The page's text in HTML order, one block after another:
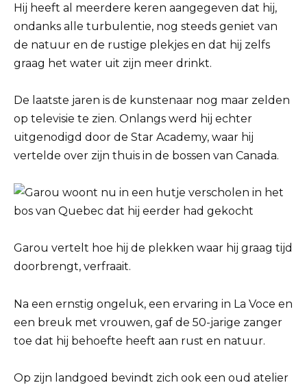
Hij heeft al meerdere keren aangegeven dat hij,
ondanks alle turbulentie, nog steeds geniet van
de natuur en de rustige plekjes en dat hij zelfs
graag het water uit zijn meer drinkt.
De laatste jaren is de kunstenaar nog maar zelden
op televisie te zien. Onlangs werd hij echter
uitgenodigd door de Star Academy, waar hij
vertelde over zijn thuis in de bossen van Canada.
Garou vertelt hoe hij de plekken waar hij graag tijd
doorbrengt, verfraait.
Na een ernstig ongeluk, een ervaring in La Voce en
een breuk met vrouwen, gaf de 50-jarige zanger
toe dat hij behoefte heeft aan rust en natuur.
Op zijn landgoed bevindt zich ook een oud atelier